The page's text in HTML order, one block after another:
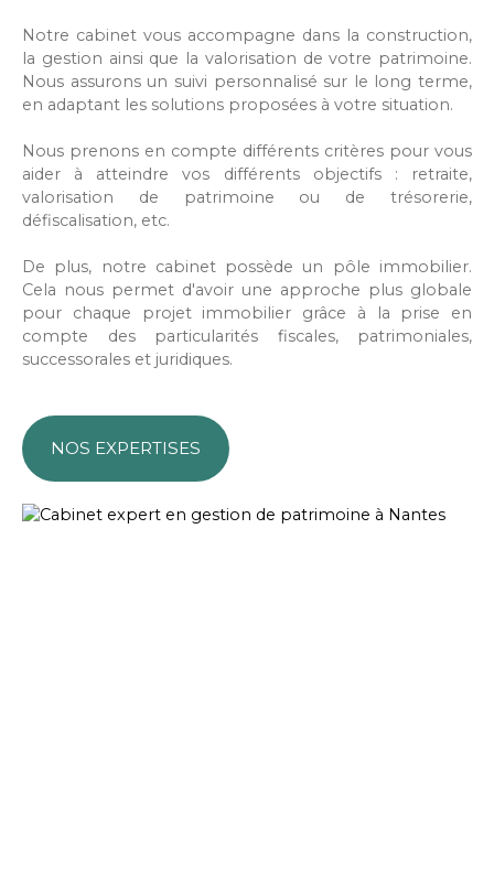
Notre cabinet vous accompagne dans la construction,
la gestion ainsi que la valorisation de votre patrimoine.
Nous assurons un suivi personnalisé sur le long terme,
en adaptant les solutions proposées à votre situation.
Nous prenons en compte différents critères pour vous
aider à atteindre vos différents objectifs : retraite,
valorisation de patrimoine ou de trésorerie,
défiscalisation, etc.
De plus, notre cabinet possède un pôle immobilier.
Cela nous permet d'avoir une approche plus globale
pour chaque projet immobilier grâce à la prise en
compte des particularités fiscales, patrimoniales,
successorales et juridiques.
NOS EXPERTISES